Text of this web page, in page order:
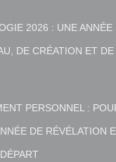
2026 : UNE ANNÉE
DE CRÉATION ET
PERSONNEL :
DE RÉVÉLATION